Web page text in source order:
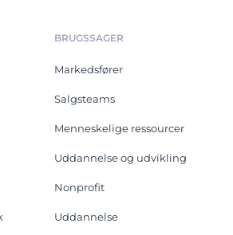
BRUGSSAGER
Markedsfører
Salgsteams
Menneskelige ressourcer
Uddannelse og udvikling
Nonprofit
Uddannelse